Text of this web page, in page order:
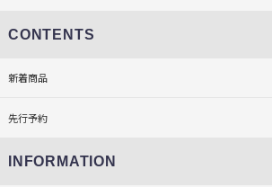
CONTENTS
新着商品
先行予約
INFORMATION